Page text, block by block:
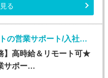
る
営業事務(不動産エージェントの営業サポート/入社日応相談)
】高時給＆リモート可★
サポー…